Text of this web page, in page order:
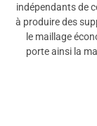
indépendants de
à produire des
le maillage
porte ainsi la